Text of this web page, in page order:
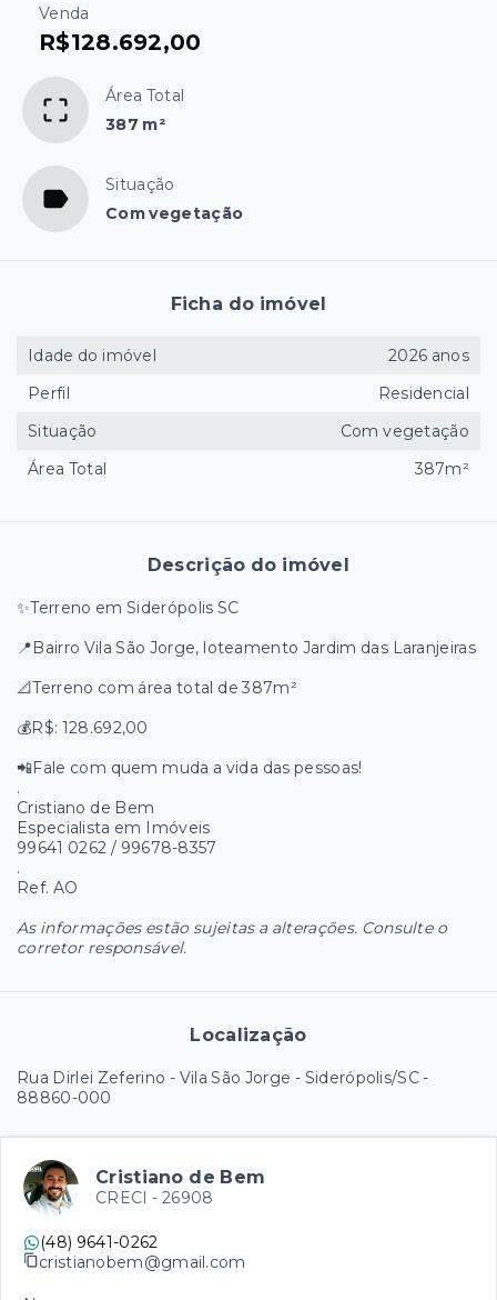
Venda
R$128.692,00
Área Total
387 m²
Situação
Com vegetação
Descrição do imóvel
✨Terreno em Siderópolis SC
📍Bairro Vila São Jorge, loteamento Jardim das Laranjeiras
📐Terreno com área total de 387m²
💰R$: 128.692,00
📲Fale com quem muda a vida das pessoas!
.
Cristiano de Bem
Especialista em Imóveis
99641 0262 / 99678-8357
.
Ref. AO
As informações estão sujeitas a alterações. Consulte o
corretor responsável.
Localização
Rua Dirlei Zeferino - Vila São Jorge - Siderópolis/SC-
88860-000
Ficha do imóvel
Idade do imóvel
2026 anos
Perfil
Residencial
Situação
Com vegetação
Área Total
387m²
Cristiano de Bem
CRECI - 26908
(48) 9641-0262
cristianobem@gmail.com